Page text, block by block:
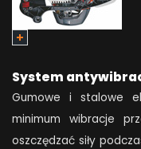
System
Gumowe i stalowe
minimum wibracje
oszczędzać siły